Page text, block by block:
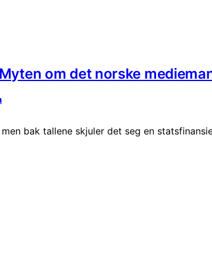
om det norske
bak tallene skjuler det seg en